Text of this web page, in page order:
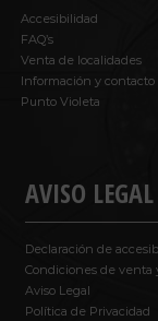
Accesibilidad
FAQ’s
Venta de localidades
Información y contacto
Punto Violeta
AVISO LEGAL
Declaración de
Condiciones de venta
Aviso Legal
Política de Privacidad